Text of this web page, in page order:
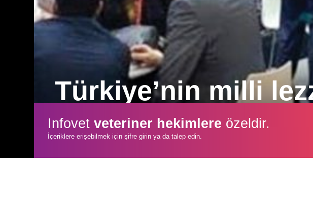
Türkiye’nin milli
Dünyanın her tarafından sektör liderlerini buluşturan
açıyor.
Infovetveteriner hekimlere özeldir.
İçeriklere erişebilmek için şifre girin ya da talep edin.